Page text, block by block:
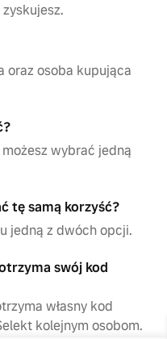
oraz osoba kupująca
wybrać jedną
tę samą korzyść?
jedną z dwóch opcji.
swój kod
własny kod
kolejnym osobom.